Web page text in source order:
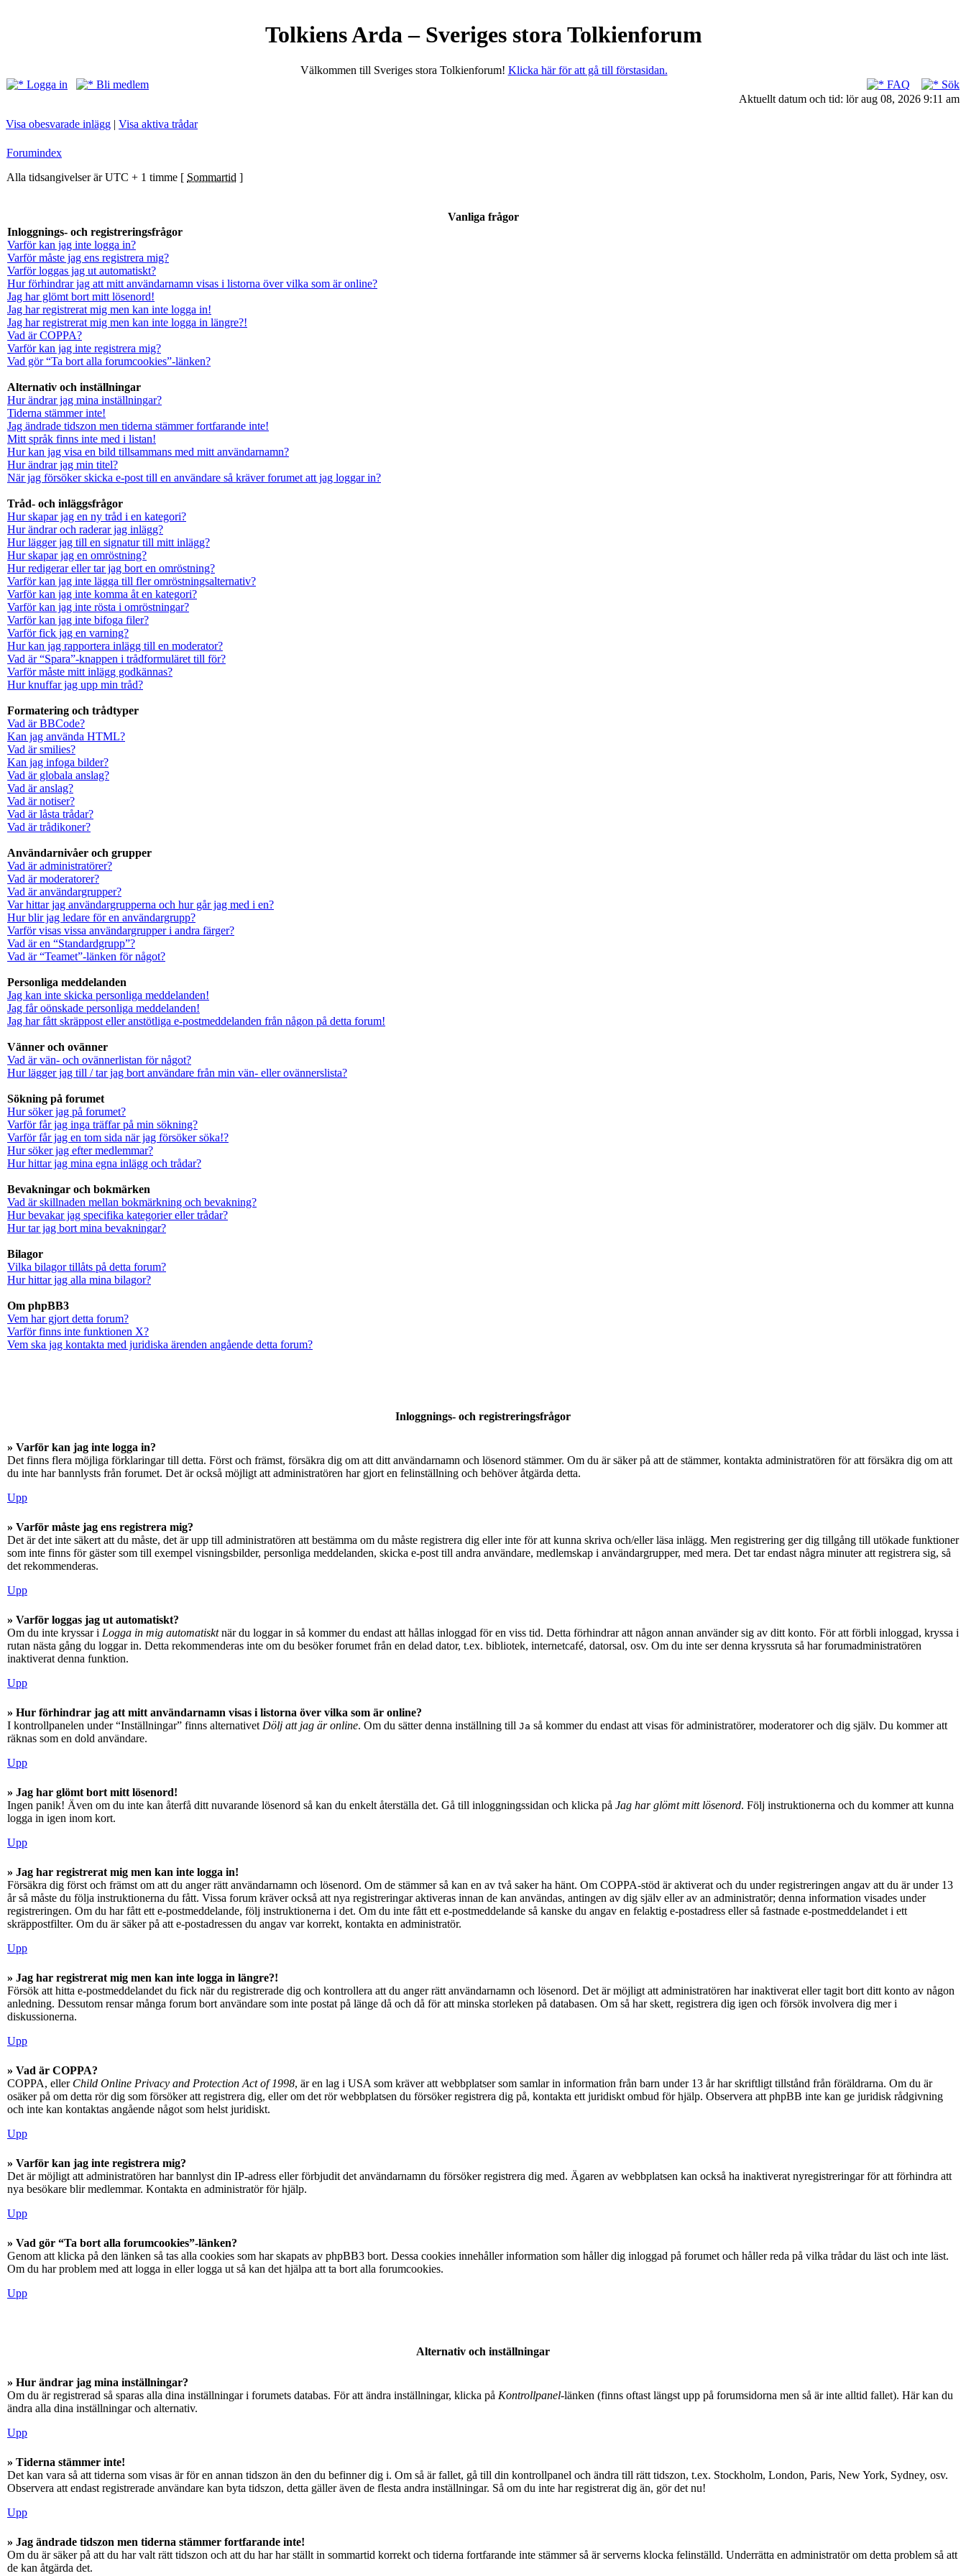
Tolkiens Arda – Sveriges stora Tolkienforum
Välkommen till Sveriges stora Tolkienforum! Klicka här för att gå till förstasidan.
Logga in
Bli medlem FAQ
Sök
Aktuellt datum och tid: lör aug 08, 2026 9:11 am
Visa obesvarade inlägg | Visa aktiva trådar
Forumindex
Alla tidsangivelser är UTC + 1 timme [ Sommartid ]
Vanliga frågor
Inloggnings- och registreringsfrågor
Varför kan jag inte logga in?
Varför måste jag ens registrera mig?
Varför loggas jag ut automatiskt?
Hur förhindrar jag att mitt användarnamn visas i listorna över vilka som är online?
Jag har glömt bort mitt lösenord!
Jag har registrerat mig men kan inte logga in!
Jag har registrerat mig men kan inte logga in längre?!
Vad är COPPA?
Varför kan jag inte registrera mig?
Vad gör “Ta bort alla forumcookies”-länken?
Alternativ och inställningar
Hur ändrar jag mina inställningar?
Tiderna stämmer inte!
Jag ändrade tidszon men tiderna stämmer fortfarande inte!
Mitt språk finns inte med i listan!
Hur kan jag visa en bild tillsammans med mitt användarnamn?
Hur ändrar jag min titel?
När jag försöker skicka e-post till en användare så kräver forumet att jag loggar in?
Tråd- och inläggsfrågor
Hur skapar jag en ny tråd i en kategori?
Hur ändrar och raderar jag inlägg?
Hur lägger jag till en signatur till mitt inlägg?
Hur skapar jag en omröstning?
Hur redigerar eller tar jag bort en omröstning?
Varför kan jag inte lägga till fler omröstningsalternativ?
Varför kan jag inte komma åt en kategori?
Varför kan jag inte rösta i omröstningar?
Varför kan jag inte bifoga filer?
Varför fick jag en varning?
Hur kan jag rapportera inlägg till en moderator?
Vad är “Spara”-knappen i trådformuläret till för?
Varför måste mitt inlägg godkännas?
Hur knuffar jag upp min tråd?
Formatering och trådtyper
Vad är BBCode?
Kan jag använda HTML?
Vad är smilies?
Kan jag infoga bilder?
Vad är globala anslag?
Vad är anslag?
Vad är notiser?
Vad är låsta trådar?
Vad är trådikoner?
Användarnivåer och grupper
Vad är administratörer?
Vad är moderatorer?
Vad är användargrupper?
Var hittar jag användargrupperna och hur går jag med i en?
Hur blir jag ledare för en användargrupp?
Varför visas vissa användargrupper i andra färger?
Vad är en “Standardgrupp”?
Vad är “Teamet”-länken för något?
Personliga meddelanden
Jag kan inte skicka personliga meddelanden!
Jag får oönskade personliga meddelanden!
Jag har fått skräppost eller anstötliga e-postmeddelanden från någon på detta forum!
Vänner och ovänner
Vad är vän- och ovännerlistan för något?
Hur lägger jag till / tar jag bort användare från min vän- eller ovännerslista?
Sökning på forumet
Hur söker jag på forumet?
Varför får jag inga träffar på min sökning?
Varför får jag en tom sida när jag försöker söka!?
Hur söker jag efter medlemmar?
Hur hittar jag mina egna inlägg och trådar?
Bevakningar och bokmärken
Vad är skillnaden mellan bokmärkning och bevakning?
Hur bevakar jag specifika kategorier eller trådar?
Hur tar jag bort mina bevakningar?
Bilagor
Vilka bilagor tillåts på detta forum?
Hur hittar jag alla mina bilagor?
Om phpBB3
Vem har gjort detta forum?
Varför finns inte funktionen X?
Vem ska jag kontakta med juridiska ärenden angående detta forum?
Inloggnings- och registreringsfrågor
» Varför kan jag inte logga in?
Det finns flera möjliga förklaringar till detta. Först och främst, försäkra dig om att ditt användarnamn och lösenord stämmer. Om du är säker på att de stämmer, kontakta administratören för att försäkra dig om att
du inte har bannlysts från forumet. Det är också möjligt att administratören har gjort en felinställning och behöver åtgärda detta.
Upp
» Varför måste jag ens registrera mig?
Det är det inte säkert att du måste, det är upp till administratören att bestämma om du måste registrera dig eller inte för att kunna skriva och/eller läsa inlägg. Men registrering ger dig tillgång till utökade funktioner
som inte finns för gäster som till exempel visningsbilder, personliga meddelanden, skicka e-post till andra användare, medlemskap i användargrupper, med mera. Det tar endast några minuter att registrera sig, så
det rekommenderas.
Upp
» Varför loggas jag ut automatiskt?
Om du inte kryssar i Logga in mig automatisktnär du loggar in så kommer du endast att hållas inloggad för en viss tid. Detta förhindrar att någon annan använder sig av ditt konto. För att förbli inloggad, kryssa i
rutan nästa gång du loggar in. Detta rekommenderas inte om du besöker forumet från en delad dator, t.ex. bibliotek, internetcafé, datorsal, osv. Om du inte ser denna kryssruta så har forumadministratören
inaktiverat denna funktion.
Upp
» Hur förhindrar jag att mitt användarnamn visas i listorna över vilka som är online?
I kontrollpanelen under “Inställningar” finns alternativet Dölj att jag är online. Om du sätter denna inställning till Ja så kommer du endast att visas för administratörer, moderatorer och dig själv. Du kommer att
räknas som en dold användare.
Upp
» Jag har glömt bort mitt lösenord!
Ingen panik! Även om du inte kan återfå ditt nuvarande lösenord så kan du enkelt återställa det. Gå till inloggningssidan och klicka på Jag har glömt mitt lösenord. Följ instruktionerna och du kommer att kunna
logga in igen inom kort.
Upp
» Jag har registrerat mig men kan inte logga in!
Försäkra dig först och främst om att du anger rätt användarnamn och lösenord. Om de stämmer så kan en av två saker ha hänt. Om COPPA-stöd är aktiverat och du under registreringen angav att du är under 13
år så måste du följa instruktionerna du fått. Vissa forum kräver också att nya registreringar aktiveras innan de kan användas, antingen av dig själv eller av an administratör; denna information visades under
registreringen. Om du har fått ett e-postmeddelande, följ instruktionerna i det. Om du inte fått ett e-postmeddelande så kanske du angav en felaktig e-postadress eller så fastnade e-postmeddelandet i ett
skräppostfilter. Om du är säker på att e-postadressen du angav var korrekt, kontakta en administratör.
Upp
» Jag har registrerat mig men kan inte logga in längre?!
Försök att hitta e-postmeddelandet du fick när du registrerade dig och kontrollera att du anger rätt användarnamn och lösenord. Det är möjligt att administratören har inaktiverat eller tagit bort ditt konto av någon
anledning. Dessutom rensar många forum bort användare som inte postat på länge då och då för att minska storleken på databasen. Om så har skett, registrera dig igen och försök involvera dig mer i
diskussionerna.
Upp
» Vad är COPPA?
COPPA, eller Child Online Privacy and Protection Act of 1998, är en lag i USA som kräver att webbplatser som samlar in information från barn under 13 år har skriftligt tillstånd från föräldrarna. Om du är
osäker på om detta rör dig som försöker att registrera dig, eller om det rör webbplatsen du försöker registrera dig på, kontakta ett juridiskt ombud för hjälp. Observera att phpBB inte kan ge juridisk rådgivning
och inte kan kontaktas angående något som helst juridiskt.
Upp
» Varför kan jag inte registrera mig?
Det är möjligt att administratören har bannlyst din IP-adress eller förbjudit det användarnamn du försöker registrera dig med. Ägaren av webbplatsen kan också ha inaktiverat nyregistreringar för att förhindra att
nya besökare blir medlemmar. Kontakta en administratör för hjälp.
Upp
» Vad gör “Ta bort alla forumcookies”-länken?
Genom att klicka på den länken så tas alla cookies som har skapats av phpBB3 bort. Dessa cookies innehåller information som håller dig inloggad på forumet och håller reda på vilka trådar du läst och inte läst.
Om du har problem med att logga in eller logga ut så kan det hjälpa att ta bort alla forumcookies.
Upp
Alternativ och inställningar
» Hur ändrar jag mina inställningar?
Om du är registrerad så sparas alla dina inställningar i forumets databas. För att ändra inställningar, klicka på Kontrollpanel-länken (finns oftast längst upp på forumsidorna men så är inte alltid fallet). Här kan du
ändra alla dina inställningar och alternativ.
Upp
» Tiderna stämmer inte!
Det kan vara så att tiderna som visas är för en annan tidszon än den du befinner dig i. Om så är fallet, gå till din kontrollpanel och ändra till rätt tidszon, t.ex. Stockholm, London, Paris, New York, Sydney, osv.
Observera att endast registrerade användare kan byta tidszon, detta gäller även de flesta andra inställningar. Så om du inte har registrerat dig än, gör det nu!
Upp
» Jag ändrade tidszon men tiderna stämmer fortfarande inte!
Om du är säker på att du har valt rätt tidszon och att du har har ställt in sommartid korrekt och tiderna fortfarande inte stämmer så är serverns klocka felinställd. Underrätta en administratör om detta problem så att
de kan åtgärda det.